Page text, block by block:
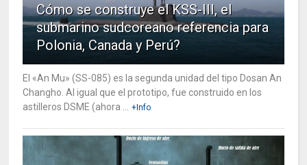
Cómo se construye el KSS-III, el
submarino sudcoreano referencia para
Polonia, Canada y Perú?
El «An Mu» (SS-085) es la segunda unidad del tipo Dosan An
Changho. Al igual que el prototipo, fue construido en los
astilleros DSME (ahora ...
+Info